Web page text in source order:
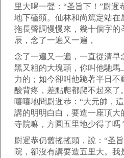
里大喝一聲：“圣旨下！”尉遲
地下磕頭。仙林和尚篤定站在
拖長聲調慢慢來，幾十個字的
辰，念了一遍又一遍，
念了一遍又一遍，一直從清早
黑又粗的大塊頭，你叫他馳馬
力的；如今卻叫他跪著半日
酸背疼，差點爬都爬不起來了
嘻嘻地問尉遲恭：“大元帥，
講的明明白白，要造一座頂大
寺院嘛，方圓五里地少得了嗎
尉遲恭仍舊搖搖頭，說：“圣
院，卻沒有講要造五里大。